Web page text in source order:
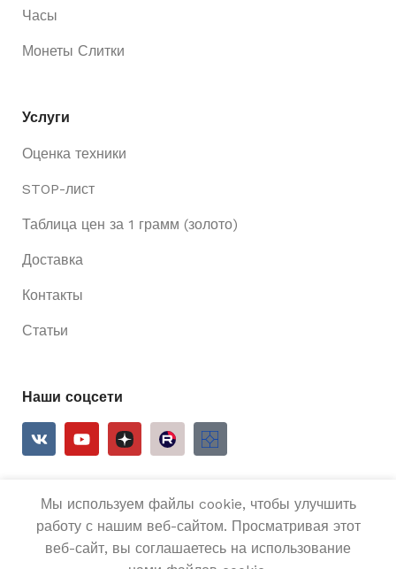
Часы
Монеты Слитки
Услуги
Оценка техники
STOP-лист
Таблица цен за 1 грамм (золото)
Доставка
Контакты
Статьи
Наши соцсети
Ривьера 24 Все права защищены.
Мы используем файлы cookie, чтобы улучшить
работу с нашим веб-сайтом. Просматривая этот
веб-сайт, вы соглашаетесь на использование
Золотое